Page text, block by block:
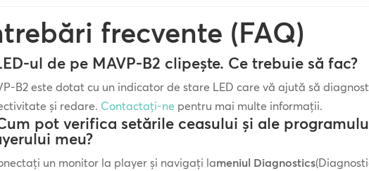
frecvente (FAQ)
ul de pe MAVP-B2 clipește. Ce trebuie să fac?
B2 este dotat cu un indicator de stare LED care vă ajută să
și redare. Contactați-ne pentru mai multe informații.
pot verifica setările ceasului și ale
meu?
un monitor la player și navigați lameniul Diagnostics